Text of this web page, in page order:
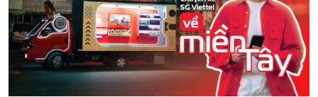
Khởi nghiệp
Tuyên chiến với gian lận
thương mại
Tâm tình biên giới và hải
đảo
Tìm hiểu biển, đảo Việt